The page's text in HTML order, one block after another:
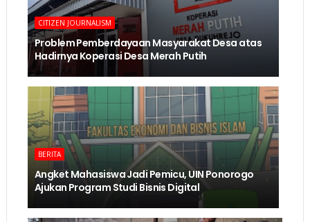
CITIZEN JOURNALISM
Problem Pemberdayaan Masyarakat Desa atas
Hadirnya Koperasi Desa Merah Putih
BERITA
Angket Mahasiswa Jadi Pemicu, UIN Ponorogo
Ajukan Program Studi Bisnis Digital